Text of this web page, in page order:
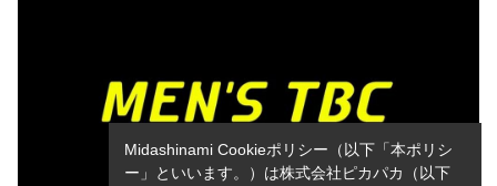
Midashinami Cookieポリシー（以下「本ポリシ
ー」といいます。）は株式会社ピカパカ（以下